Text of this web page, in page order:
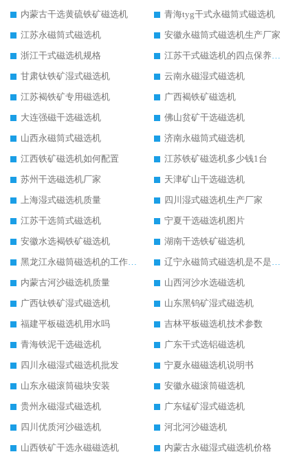
内蒙古干选黄硫铁矿磁选机
青海tyg干式永磁筒式磁选机
江苏永磁筒式磁选机
安徽永磁筒式磁选机生产厂家
浙江干式磁选机规格
江苏干式磁选机的四点保养秘籍
甘肃钛铁矿湿式磁选机
云南永磁湿式磁选机
江苏褐铁矿专用磁选机
广西褐铁矿磁选机
大连强磁干选磁选机
佛山贫矿干选磁选机
山西永磁筒式磁选机
济南永磁筒式磁选机
江西铁矿磁选机如何配置
江苏铁矿磁选机多少钱1台
苏州干选磁选机厂家
天津矿山干选磁选机
上海湿式磁选机质量
四川湿式磁选机生产厂家
江苏干选筒式磁选机
宁夏干选磁选机图片
安徽水选褐铁矿磁选机
湖南干选铁矿磁选机
黑龙江永磁筒磁选机的工作原理
辽宁永磁筒式磁选机是不是强磁
内蒙古河沙磁选机质量
山西河沙水选磁选机
广西钛铁矿湿式磁选机
山东黑钨矿湿式磁选机
福建平板磁选机用水吗
吉林平板磁选机技术参数
青海铁泥干选磁选机
广东干式选铝磁选机
四川永磁湿式磁选机批发
宁夏永磁磁选机说明书
山东永磁滚筒磁块安装
安徽永磁滚筒磁选机
贵州永磁湿式磁选机
广东锰矿湿式磁选机
四川优质河沙磁选机
河北河沙磁选机
山西铁矿干选永磁磁选机
内蒙古永磁湿式磁选机价格